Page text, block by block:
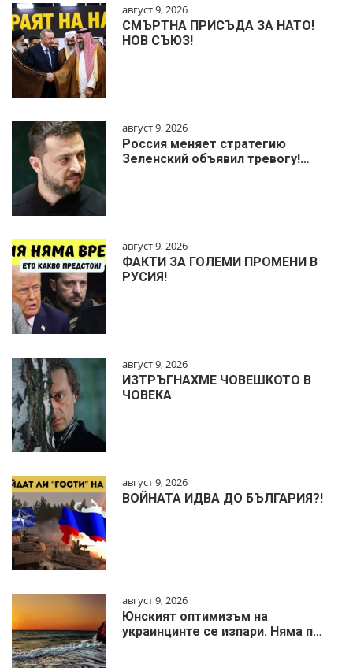
август 9, 2026
СМЪРТНА ПРИСЪДА ЗА НАТО!
НОВ СЪЮЗ!
август 9, 2026
Россия меняет стратегию
Зеленский объявил тревогу!…
август 9, 2026
ФАКТИ ЗА ГОЛЕМИ ПРОМЕНИ В
РУСИЯ!
август 9, 2026
ИЗТРЪГНАХМЕ ЧОВЕШКОТО В
ЧОВЕКА
август 9, 2026
ВОЙНАТА ИДВА ДО БЪЛГАРИЯ?!
август 9, 2026
Юнският оптимизъм на
украинцинте се изпари. Няма п…